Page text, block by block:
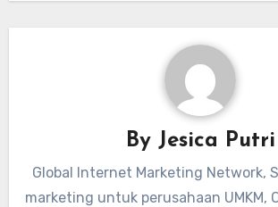
By Jesica Putri
Global Internet Marketing Network,
marketing untuk perusahaan UMKM,